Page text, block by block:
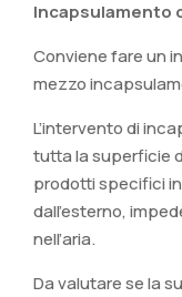
Incapsulamento
Conviene fare un
mezzo
L’intervento di
tutta la superficie
prodotti specifici
dall’esterno,
nell’aria.
Da valutare se la